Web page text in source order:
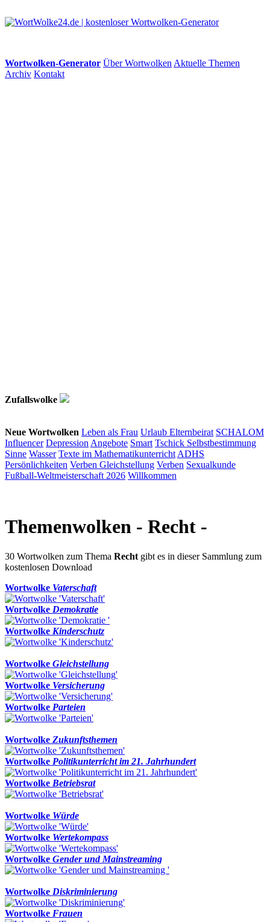
Wortwolken-Generator Über Wortwolken Aktuelle Themen
Archiv Kontakt
Zufallswolke
Neue Wortwolken Leben als Frau Urlaub Elternbeirat SCHALOM
Influencer Depression Angebote Smart Tschick Selbstbestimmung
Sinne Wasser Texte im Mathematikunterricht ADHS
Persönlichkeiten Verben Gleichstellung Verben Sexualkunde
Fußball-Weltmeisterschaft 2026 Willkommen
Themenwolken - Recht -
30 Wortwolken zum Thema Recht gibt es in dieser Sammlung zum
kostenlosen Download
Wortwolke Vaterschaft
Wortwolke Demokratie
Wortwolke Kinderschutz
Wortwolke Gleichstellung
Wortwolke Versicherung
Wortwolke Parteien
Wortwolke Zukunftsthemen
Wortwolke Politikunterricht im 21. Jahrhundert
Wortwolke Betriebsrat
Wortwolke Würde
Wortwolke Wertekompass
Wortwolke Gender und Mainstreaming
Wortwolke Diskriminierung
Wortwolke Frauen